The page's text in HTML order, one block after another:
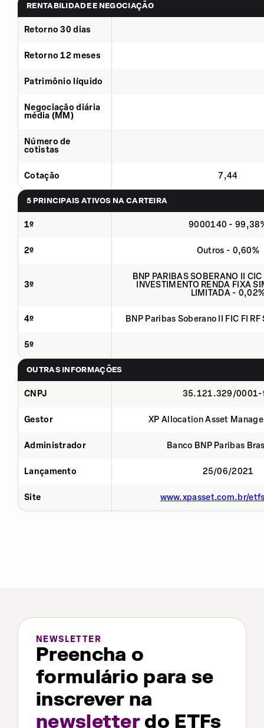
RENTABILIDADE E NEGOCIAÇÃO
Retorno 30 dias
Retorno 12 meses
Patrimônio líquido
Negociação diária
média (MM)
Número de
cotistas
Cotação 7,44
5 PRINCIPAIS ATIVOS NA CARTEIRA
1º 9000140 -
2º Outros - 0,60%
3º
BNP PARIBAS SOBERANO II
INVESTIMENTO RENDA FIXA
LIMITADA -
4º BNP Paribas Soberano II FIC FI
5º
OUTRAS INFORMAÇÕES
CNPJ 35.121.329/0001-
Gestor XP Allocation Asset
Administrador Banco BNP Paribas
Lançamento 25/06/2021
Site www.xpasset.com.br/
NEWSLETTER
Preencha o
formulário para se
inscrever na
newsletterdo ETFs